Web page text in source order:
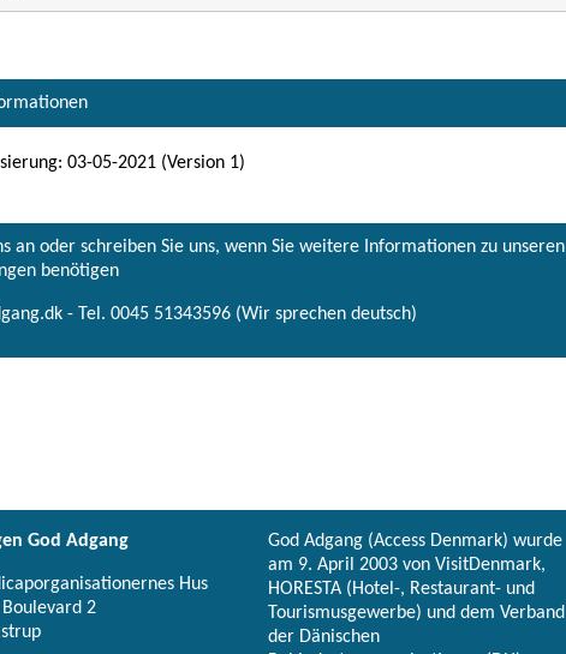
03-05-2021 (Version 1)
an oder schreiben Sie uns, wenn Sie weitere Informationen zu unseren
benötigen
- Tel. 0045 51343596 (Wir sprechen deutsch)
God Adgang
Hus
2
God Adgang (Access Denmark) wurde
am 9. April 2003 von VisitDenmark,
HORESTA (Hotel-, Restaurant- und
Tourismusgewerbe) und dem Verband
der Dänischen